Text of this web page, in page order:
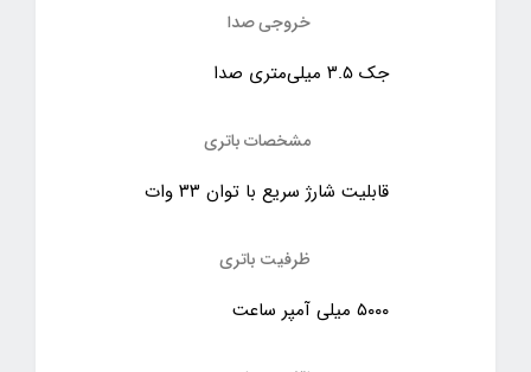
خروجی صدا
جک ۳.۵ میلی‌متری صدا
مشخصات باتری
قابلیت شارژ سریع با توان ۳۳ وات
ظرفیت باتری
۵۰۰۰ میلی آمپر ساعت